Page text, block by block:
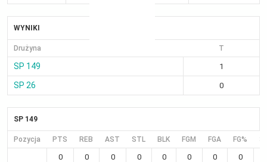
WYNIKI
Drużyna T
SP 149 1
SP 26 0
SP 149
Pozycja PTS REB AST STL BLK FGM FGA FG%
0 0 0 0 0 0 0 0